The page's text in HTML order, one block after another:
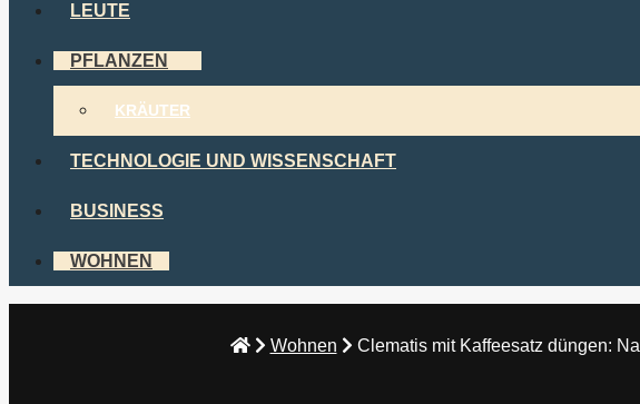
LEUTE
PFLANZEN
KRÄUTER
TECHNOLOGIE UND WISSENSCHAFT
BUSINESS
WOHNEN
Wohnen Clematis mit Kaffeesatz düngen: